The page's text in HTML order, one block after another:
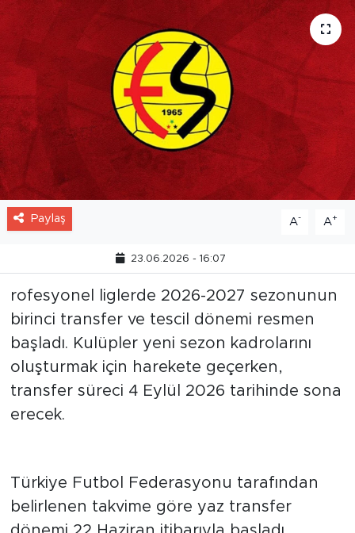
Paylaş A- A+
23.06.2026 - 16:07
rofesyonel liglerde 2026-2027 sezonunun
birinci transfer ve tescil dönemi resmen
başladı. Kulüpler yeni sezon kadrolarını
oluşturmak için harekete geçerken,
transfer süreci 4 Eylül 2026 tarihinde sona
erecek.
başladı
Türkiye Futbol Federasyonu tarafından